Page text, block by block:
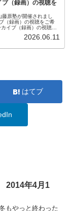
（録画）の視聴を
原塾が開催されまし
（録画）の視聴をご希
イブ（録画）の視聴を
2026.06.11
はてブ
2014年4月1
もやっと終わった